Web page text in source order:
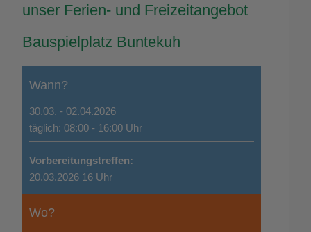
unser Ferien- und Freizeitangebot
Bauspielplatz Buntekuh
Wann?
30.03. - 02.04.2026
täglich: 08:00 - 16:00 Uhr
Vorbereitungstreffen:
20.03.2026 16 Uhr
Wo?